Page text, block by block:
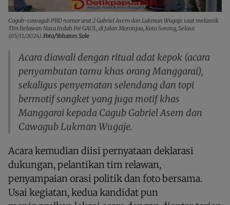
Cagub-cawagub PBD nomor urut 2 Gabriel Asem dan Lukman Wugaje saat melantik
Tim Relawan Nusa Indah For GAUL, di Jalan Maninjau, Kota Sorong, Selasa
(05/11/2024).Foto/Yohanes Sole
Acara diawali dengan ritual adat kepok (acara
penyambutan tamu khas orang Manggarai),
sekaligus penyematan selendang dan topi
bermotif songket yang juga motif khas
Manggarai kepada Cagub Gabriel Asem dan
Cawagub Lukman Wugaje.
Acara kemudian diisi pernyataan deklarasi
dukungan, pelantikan tim relawan,
penyampaian orasi politik dan foto bersama.
Usai kegiatan, kedua kandidat pun